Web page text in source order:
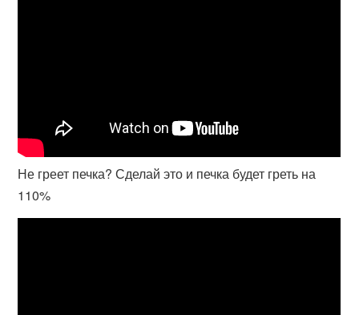
Не греет печка? Сделай это и печка будет греть на
110%